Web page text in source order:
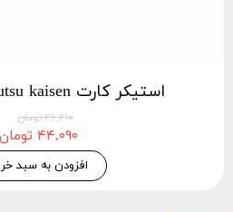
استیکر کارت Jujutsu kaisen کد juc16
۴۶,۴۱۰ تومان
۴۴,۰۹۰ تومان
افزودن به سبد